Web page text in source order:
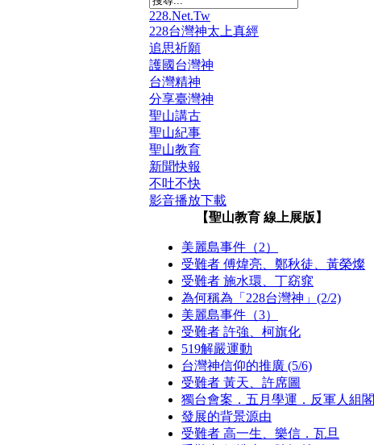
228.Net.Tw
228台灣神太上真經
追思祈願
護國台灣神
台灣精神
分享臺灣神
聖山講古
聖山紀事
聖山教育
新聞快報
不吐不快
影音播放下載
【聖山教育 線上展版】
美麗島事件（2）
受難者 傅煒亮、鄭秋徒、黃榮燦
受難者 施水環、丁窈窕
為何稱為「228台灣神」(2/2)
美麗島事件（3）
受難者 許強、柯旗化
519解嚴運動
台灣神信仰的推廣 (5/6)
受難者 黃天、許席圖
獨台會案．五月學運．反軍人組閣
發展的背景源由
受難者 高一生、樂信．瓦旦